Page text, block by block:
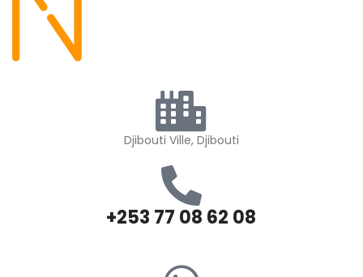
Djibouti Ville, Djibouti
+253 77 08 62 08